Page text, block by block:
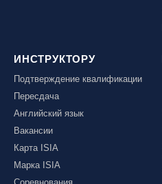
ИНСТРУКТОРУ
Подтверждение квалификации
Пересдача
Английский язык
Вакансии
Карта ISIA
Марка ISIA